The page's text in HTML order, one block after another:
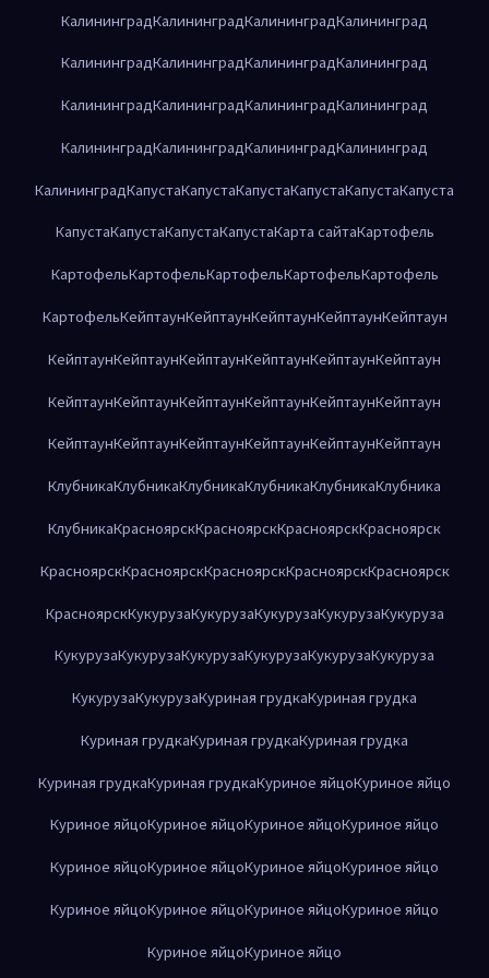
КалининградКалининградКалининградКалининград
КалининградКалининградКалининградКалининград
КалининградКалининградКалининградКалининград
КалининградКалининградКалининградКалининград
КалининградКапустаКапустаКапустаКапустаКапустаКапуста
КапустаКапустаКапустаКапустаКарта сайтаКартофель
КартофельКартофельКартофельКартофельКартофель
КартофельКейптаунКейптаунКейптаунКейптаунКейптаун
КейптаунКейптаунКейптаунКейптаунКейптаунКейптаун
КейптаунКейптаунКейптаунКейптаунКейптаунКейптаун
КейптаунКейптаунКейптаунКейптаунКейптаунКейптаун
КлубникаКлубникаКлубникаКлубникаКлубникаКлубника
КлубникаКрасноярскКрасноярскКрасноярскКрасноярск
КрасноярскКрасноярскКрасноярскКрасноярскКрасноярск
КрасноярскКукурузаКукурузаКукурузаКукурузаКукуруза
КукурузаКукурузаКукурузаКукурузаКукурузаКукуруза
КукурузаКукурузаКуриная грудкаКуриная грудка
Куриная грудкаКуриная грудкаКуриная грудка
Куриная грудкаКуриная грудкаКуриное яйцоКуриное яйцо
Куриное яйцоКуриное яйцоКуриное яйцоКуриное яйцо
Куриное яйцоКуриное яйцоКуриное яйцоКуриное яйцо
Куриное яйцоКуриное яйцоКуриное яйцоКуриное яйцо
Куриное яйцоКуриное яйцо